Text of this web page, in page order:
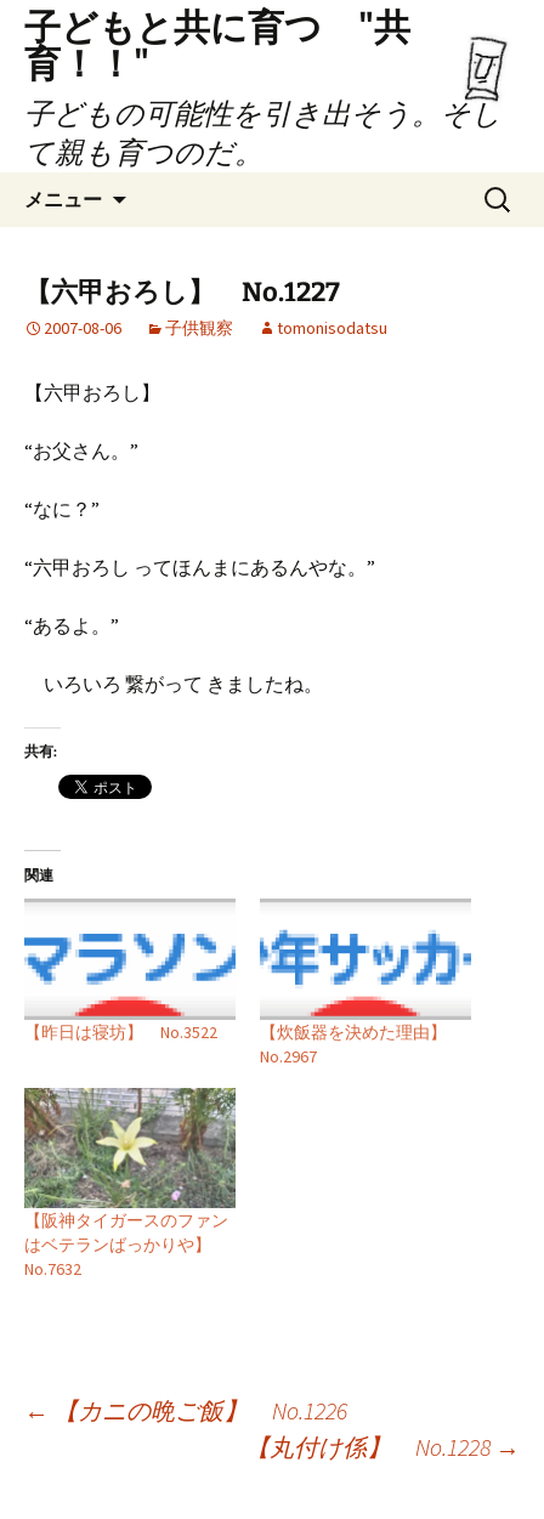
子どもと共に育つ "共
育！！"
子どもの可能性を引き出そう。そし
て親も育つのだ。
メニュー
ツ
キ
プ
検
索:
【六甲おろし】 No.1227
2007-08-06 子供観察 tomonisodatsu
【六甲おろし】
“お父さん。”
“なに？”
“六甲おろし ってほんまにあるんやな。”
“あるよ。”
いろいろ 繋がって きましたね。
共有:
関連
【昨日は寝坊】 No.3522
【炊飯器を決めた理由】
No.2967
【阪神タイガースのファン
はベテランばっかりや】
No.7632
投←
【カニの晩ご飯】 No.1226
【丸付け係】 No.1228 →